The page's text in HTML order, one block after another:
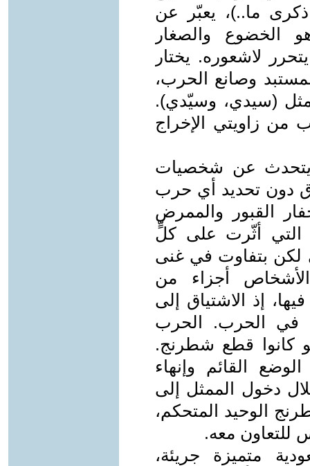
ذكرى ما..)، يعبّر عن
الخضوع والصغار
لاشعوره. يختار
وصانع الحرب،
مثل (سيدي، وسيّدي).
زاويتي الإخراج
عن شخصيات
دون تحديد أي حرب
القبور والممرض
التي أثّرت على كلٍّ
لكن بتفاوت في غنى
أجزاء من
إذ الاشتياق إلى
في الحرب. الحرب
كانوا قطع شطرنج.
القائم وإنهاء
دخول الممثل إلى
الوحيد المتحكم،
للتعاون معه.
متميزة جريئة،